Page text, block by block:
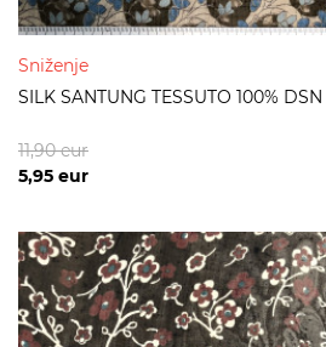
Sniženje
SILK SANTUNG TESSUTO 100%
5,95 eur
11,90eur